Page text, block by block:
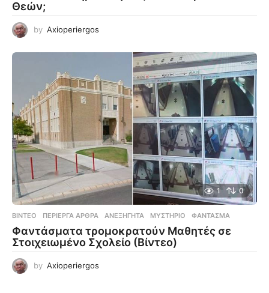
Θεών;
by Axioperiergos
1 0
ΒΊΝΤΕΟ ,ΠΕΡΊΕΡΓΑ ΆΡΘΡΑ ΑΝΕΞΉΓΗΤΑ ,ΜΥΣΤΉΡΙΟ ,ΦΆΝΤΑΣΜΑ
Φαντάσματα τρομοκρατούν Μαθητές σε
Στοιχειωμένο Σχολείο (Βίντεο)
by Axioperiergos